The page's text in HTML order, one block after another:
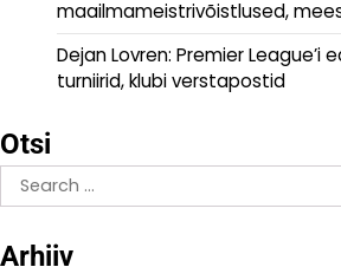
maailmameistrivõistlused,
Dejan Lovren: Premier League’i
turniirid, klubi verstapostid
Otsi
Search
for:
Arhiiv